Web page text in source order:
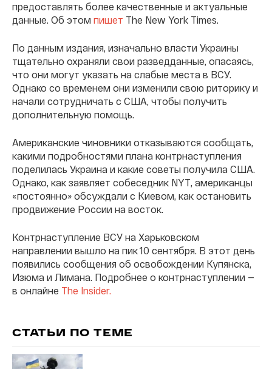
предоставлять более качественные и актуальные
данные. Об этом пишет The New York Times.
По данным издания, изначально власти Украины
тщательно охраняли свои разведданные, опасаясь,
что они могут указать на слабые места в ВСУ.
Однако со временем они изменили свою риторику и
начали сотрудничать с США, чтобы получить
дополнительную помощь.
Американские чиновники отказываются сообщать,
какими подробностями плана контрнаступления
поделилась Украина и какие советы получила США.
Однако, как заявляет собеседник NYT, американцы
«постоянно» обсуждали с Киевом, как остановить
продвижение России на восток.
Контрнаступление ВСУ на Харьковском
направлении вышло на пик 10 сентября. В этот день
появились сообщения об освобождении Купянска,
Изюма и Лимана. Подробнее о контрнаступлении —
в онлайне The Insider.
СТАТЬИ ПО ТЕМЕ